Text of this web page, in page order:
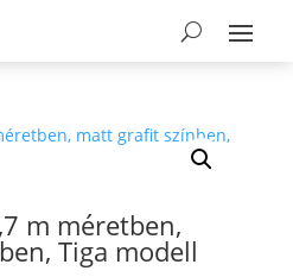
m méretben,
Tiga modell